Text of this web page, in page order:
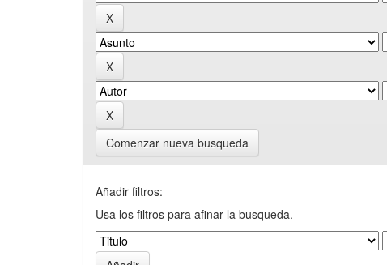
Comenzar nueva busqueda
Añadir filtros:
Usa los filtros para afinar la busqueda.